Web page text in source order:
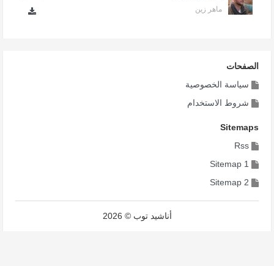
ماهر زين
الصفحات
سياسة الخصوصية
شروط الاستخدام
Sitemaps
Rss
Sitemap 1
Sitemap 2
أناشيد توب © 2026